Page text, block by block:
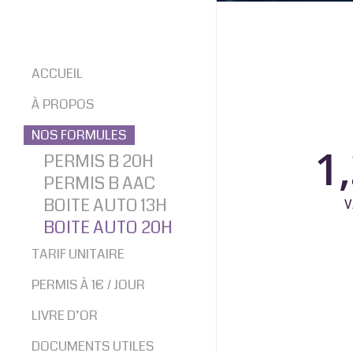
ACCUEIL
À PROPOS
NOS FORMULES
PERMIS B 20H
PERMIS B AAC
BOITE AUTO 13H
BOITE AUTO 20H
TARIF UNITAIRE
PERMIS À 1€ / JOUR
LIVRE D’OR
DOCUMENTS UTILES